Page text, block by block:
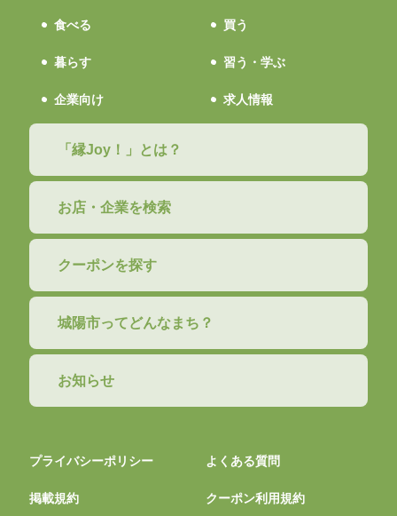
食べる 買う
暮らす 習う・学ぶ
企業向け 求人情報
「縁Joy！」とは？
お店・企業を検索
クーポンを探す
城陽市ってどんなまち？
お知らせ
プライバシーポリシー よくある質問
掲載規約 クーポン利用規約